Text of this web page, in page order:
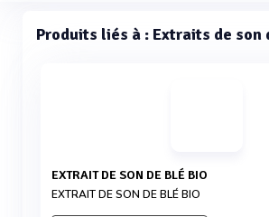
Produits liés à : Extraits de son
EXTRAIT DE SON DE BLÉ BIO
EXTRAIT DE SON DE BLÉ BIO